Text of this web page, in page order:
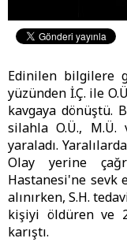
Edinilen bilgilere
yüzünden İ.Ç. ile
kavgaya dönüştü.
silahla O.Ü.,
yaraladı.
Olay yerine
Hastanesi'ne sevk
alınırken, S.H.
kişiyi öldüren ve
karıştı.